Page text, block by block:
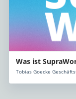
Was ist
Tobias Goecke